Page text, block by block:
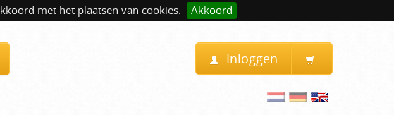
met het plaatsen van cookies. Akkoord
Inloggen